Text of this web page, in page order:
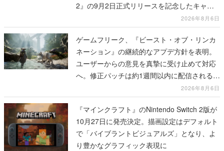
2』の9月2日正式リリースを記念したキャン
2026年8月6日
ゲームフリーク、『ビースト・オブ・リンカ
ネーション』の継続的なアプデ方針を表明。
ユーザーからの意見を真摯に受け止めて対応
へ。修正パッチは約1週間以内に配信される予
2026年8月6日
『マインクラフト』のNintendo Switch 2版が
10月27日に発売決定。描画設定はデフォルト
で「バイブラントビジュアルズ」となり、よ
り豊かなグラフィック表現に